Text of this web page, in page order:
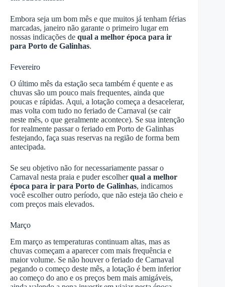
Embora seja um bom mês e que muitos já tenham férias
marcadas, janeiro não garante o primeiro lugar em
nossas indicações de qual a melhor época para ir
para Porto de Galinhas.
Fevereiro
O último mês da estação seca também é quente e as
chuvas são um pouco mais frequentes, ainda que
poucas e rápidas. Aqui, a lotação começa a desacelerar,
mas volta com tudo no feriado de Carnaval (se cair
neste mês, o que geralmente acontece). Se sua intenção
for realmente passar o feriado em Porto de Galinhas
festejando, faça suas reservas na região de forma bem
antecipada.
Se seu objetivo não for necessariamente passar o
Carnaval nesta praia e puder escolherqual a melhor
época para ir para Porto de Galinhas, indicamos
você escolher outro período, que não esteja tão cheio e
com preços mais elevados.
Março
Em março as temperaturas continuam altas, mas as
chuvas começam a aparecer com mais frequência e
maior volume. Se não houver o feriado de Carnaval
pegando o começo deste mês, a lotação é bem inferior
ao começo do ano e os preços bem mais amigáveis,